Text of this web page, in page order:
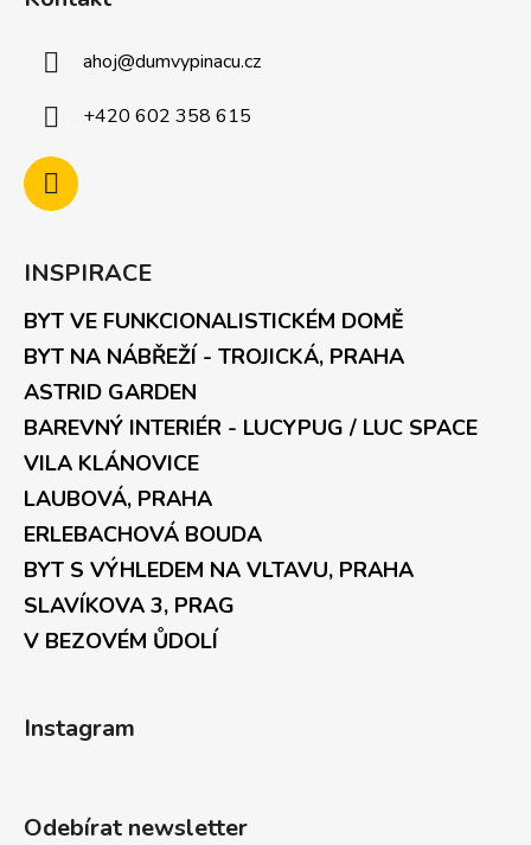
ahoj@dumvypinacu.cz
+420 602 358 615
INSPIRACE
BYT VE FUNKCIONALISTICKÉM DOMĚ
BYT NA NÁBŘEŽÍ - TROJICKÁ, PRAHA
ASTRID GARDEN
BAREVNÝ INTERIÉR - LUCYPUG / LUC SPACE
VILA KLÁNOVICE
LAUBOVÁ, PRAHA
ERLEBACHOVÁ BOUDA
BYT S VÝHLEDEM NA VLTAVU, PRAHA
SLAVÍKOVA 3, PRAG
V BEZOVÉM ŮDOLÍ
Instagram
Odebírat newsletter